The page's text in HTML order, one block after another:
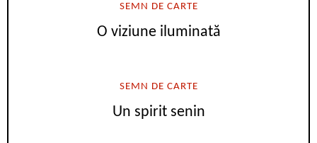
SEMN DE CARTE
O viziune iluminată
SEMN DE CARTE
Un spirit senin